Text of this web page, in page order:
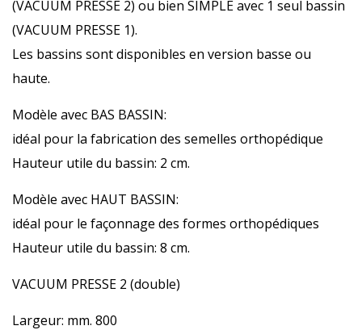
(VACUUM PRESSE 2) ou bien SIMPLE avec 1 seul bassin
(VACUUM PRESSE 1).
Les bassins sont disponibles en version basse ou
haute.
Modèle avec BAS BASSIN:
idéal pour la fabrication des semelles orthopédique
Hauteur utile du bassin: 2 cm.
Modèle avec HAUT BASSIN:
idéal pour le façonnage des formes orthopédiques
Hauteur utile du bassin: 8 cm.
VACUUM PRESSE 2 (double)
Largeur: mm. 800